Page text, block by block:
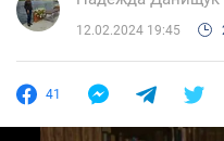
12.02.2024 19:45
41